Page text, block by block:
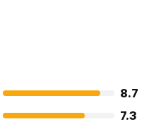
8.7
7.3